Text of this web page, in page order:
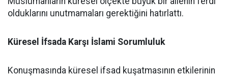
olduklarını unutmamaları gerektiğini hatırlattı.
Küresel İfsada Karşı İslami Sorumluluk
Konuşmasında küresel ifsad kuşatmasının etkilerinin